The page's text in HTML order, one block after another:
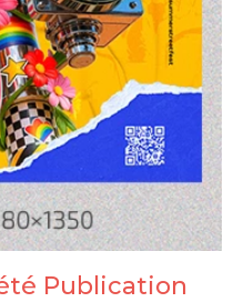
Publication